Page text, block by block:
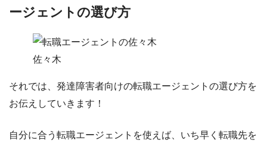
ージェントの選び方
佐々木
それでは、 発達障害者向けの転職エージェントの選び方を
お伝えしていきます！
自分に合う転職エージェントを使えば、いち早く転職先を